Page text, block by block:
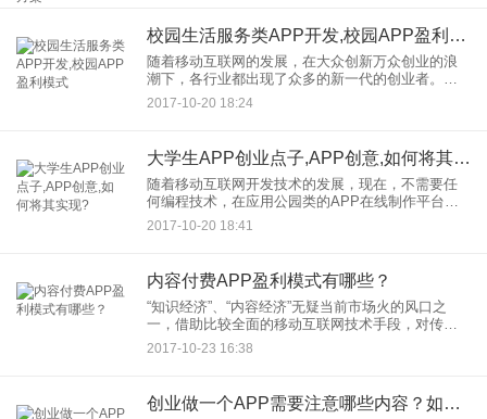
校园生活服务类APP开发,校园APP盈利模式
随着移动互联网的发展，在大众创新万众创业的浪
潮下，各行业都出现了众多的新一代的创业者。而
拥有两千万用户的群体的校园市场自然是一块诱人
的蛋糕。客群稳定、集中、可复制性强、易推广。
2017-10-20 18:24
大学生APP创业点子,APP创意,如何将其实现?
随着移动互联网开发技术的发展，现在，不需要任
何编程技术，在应用公园类的APP在线制作平台，
就可以拼图式制作手机APP。而且成本不到传统外
包的十分之一。这种全新的工具，对于移动互联网
2017-10-20 18:41
内容付费APP盈利模式有哪些？
“知识经济”、“内容经济”无疑当前市场火的风口之
一，借助比较全面的移动互联网技术手段，对传统
的教育、培训、视频等行业形成了强烈的冲击，以
罗辑思维为代表的达人年入上亿。而且，对于内容
2017-10-23 16:38
创业做一个APP需要注意哪些内容？如何做APP开发创业？